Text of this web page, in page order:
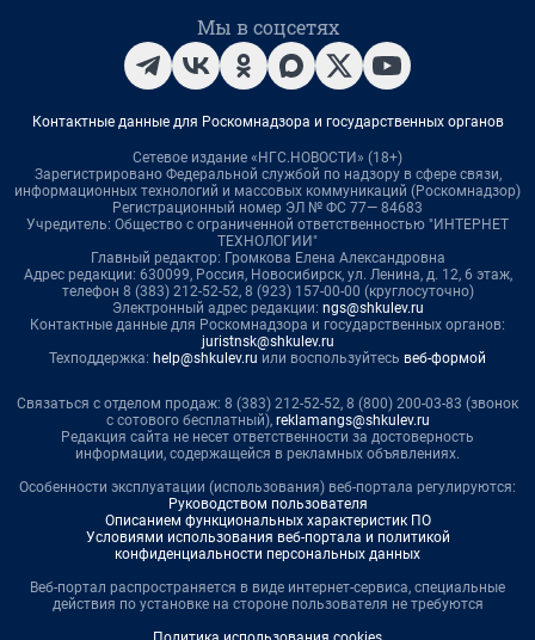
Мы в соцсетях
Контактные данные для Роскомнадзора и государственных органов
Сетевое издание «НГС.НОВОСТИ» (18+)
Зарегистрировано Федеральной службой по надзору в сфере связи,
информационных технологий и массовых коммуникаций (Роскомнадзор)
Регистрационный номер ЭЛ № ФС 77— 84683
Учредитель: Общество с ограниченной ответственностью "ИНТЕРНЕТ
ТЕХНОЛОГИИ"
Главный редактор: Громкова Елена Александровна
Адрес редакции: 630099, Россия, Новосибирск, ул. Ленина, д. 12, 6 этаж,
телефон 8 (383) 212-52-52, 8 (923) 157-00-00 (круглосуточно)
Электронный адрес редакции: ngs@shkulev.ru
Контактные данные для Роскомнадзора и государственных органов:
juristnsk@shkulev.ru
Техподдержка: help@shkulev.ru или воспользуйтесь веб-формой
Связаться с отделом продаж: 8 (383) 212-52-52, 8 (800) 200-03-83 (звонок
с сотового бесплатный), reklamangs@shkulev.ru
Редакция сайта не несет ответственности за достоверность
информации, содержащейся в рекламных объявлениях.
Особенности эксплуатации (использования) веб-портала регулируются:
Руководством пользователя
Описанием функциональных характеристик ПО
Условиями использования веб-портала и политикой
конфиденциальности персональных данных
Веб-портал распространяется в виде интернет-сервиса, специальные
действия по установке на стороне пользователя не требуются